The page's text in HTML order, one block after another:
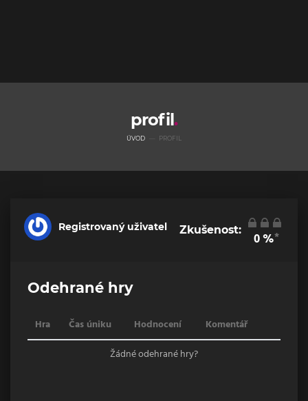
profil
ÚVOD PROFIL
Registrovaný uživatel Zkušenost:
0%*
Odehrané hry
Hra Čas úniku Hodnocení
Komentář
Žádné odehrané hry?